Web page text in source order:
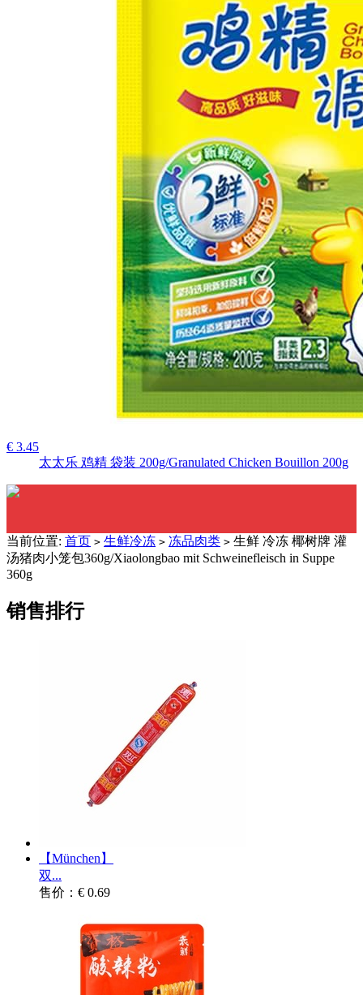
€ 3.45
太太乐 鸡精 袋装 200g/Granulated Chicken Bouillon 200g
当前位置: 首页 > 生鲜冷冻 > 冻品肉类 > 生鲜 冷冻 椰树牌 灌
汤猪肉小笼包360g/Xiaolongbao mit Schweinefleisch in Suppe
360g
销售排行
【München】
双...
售价：€ 0.69